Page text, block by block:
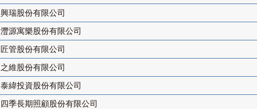
興瑞股份有限公司
灃源寓樂股份有限公司
匠管股份有限公司
之維股份有限公司
泰緯投資股份有限公司
四季長期照顧股份有限公司